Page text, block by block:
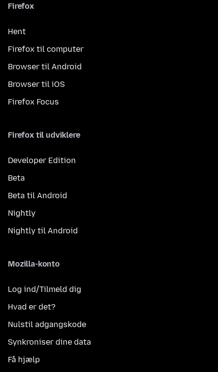
Firefox
Hent
Firefox til computer
Browser til Android
Browser til iOS
Firefox Focus
Firefox til udviklere
Developer Edition
Beta
Beta til Android
Nightly
Nightly til Android
Mozilla-konto
Log ind/Tilmeld dig
Hvad er det?
Nulstil adgangskode
Synkroniser dine data
Få hjælp